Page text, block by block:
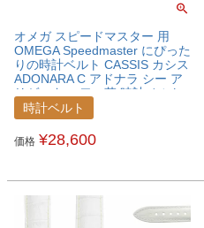
オメガ スピードマスター 用
OMEGA Speedmaster にぴった
りの時計ベルト CASSIS カシス
ADONARA C アドナラ シー ア
リゲーター ワニ革 時計ベルト
U1017A70OMGSPS
時計ベルト
価格 ¥28,600